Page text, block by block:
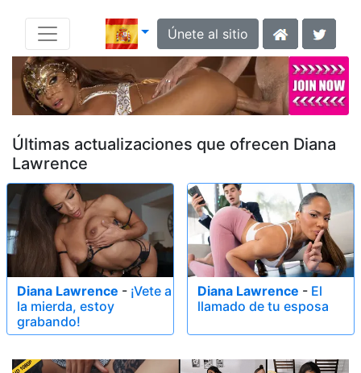
Únete al sitio
Últimas actualizaciones que ofrecen Diana
Lawrence
Diana Lawrence - ¡Vete a
la mierda, estoy
grabando!
Diana Lawrence - El
llamado de tu esposa